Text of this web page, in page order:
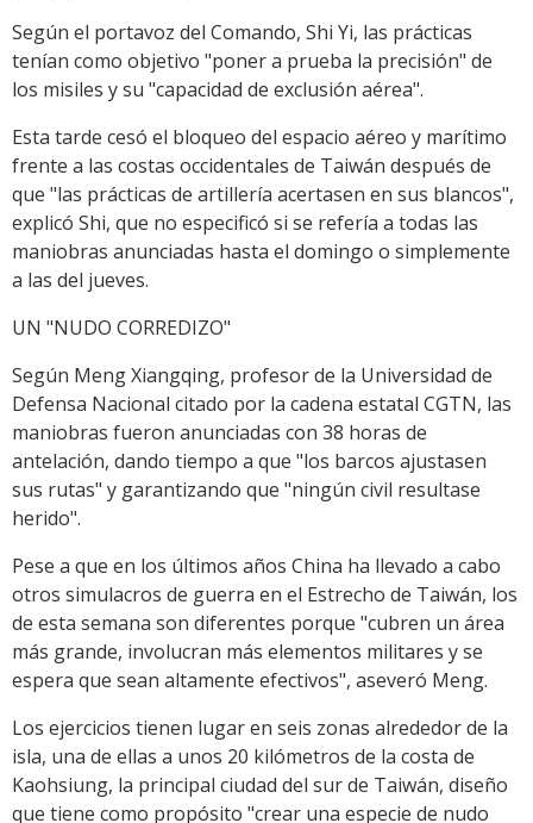
Según el portavoz del Comando, Shi Yi, las prácticas
tenían como objetivo "poner a prueba la precisión" de
los misiles y su "capacidad de exclusión aérea".
Esta tarde cesó el bloqueo del espacio aéreo y marítimo
frente a las costas occidentales de Taiwán después de
que "las prácticas de artillería acertasen en sus blancos",
explicó Shi, que no especificó si se refería a todas las
maniobras anunciadas hasta el domingo o simplemente
a las del jueves.
UN "NUDO CORREDIZO"
Según Meng Xiangqing, profesor de la Universidad de
Defensa Nacional citado por la cadena estatal CGTN, las
maniobras fueron anunciadas con 38 horas de
antelación, dando tiempo a que "los barcos ajustasen
sus rutas" y garantizando que "ningún civil resultase
herido".
Pese a que en los últimos años China ha llevado a cabo
otros simulacros de guerra en el Estrecho de Taiwán, los
de esta semana son diferentes porque "cubren un área
más grande, involucran más elementos militares y se
espera que sean altamente efectivos", aseveró Meng.
Los ejercicios tienen lugar en seis zonas alrededor de la
isla, una de ellas a unos 20 kilómetros de la costa de
Kaohsiung, la principal ciudad del sur de Taiwán, diseño
que tiene como propósito "crear una especie de nudo